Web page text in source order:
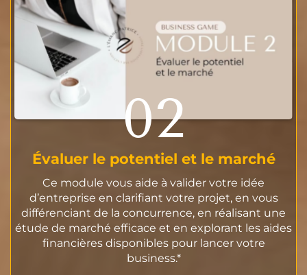
02
Évaluer le potentiel et le marché
Ce module vous aide à valider votre idée
d’entreprise en clarifiant votre projet, en vous
différenciant de la concurrence, en réalisant une
étude de marché efficace et en explorant les aides
financières disponibles pour lancer votre
business.*